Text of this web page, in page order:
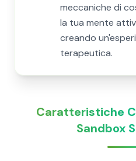
meccaniche di
la tua mente
creando
terapeutica.
Caratteristiche
Sandbox